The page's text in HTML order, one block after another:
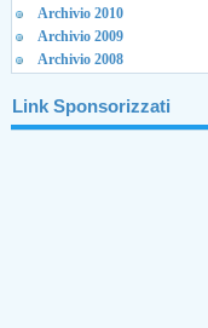
Archivio 2010
Archivio 2009
Archivio 2008
Link Sponsorizzati